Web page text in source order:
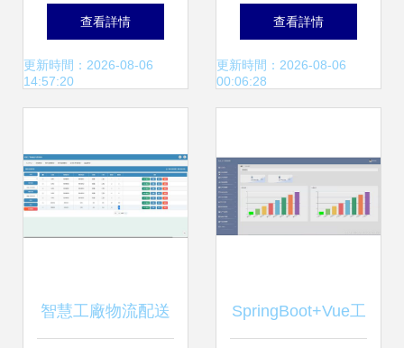
機軟硬件的核心魅
力
查看詳情
更新時間：2026-08-06
14:57:20
POP走進技嘉主板
工廠，深度解讀計
趨勢
查看詳情
更新時間：2026-08-06
00:06:28
智慧工廠物流配送 SpringBoot+Vue工